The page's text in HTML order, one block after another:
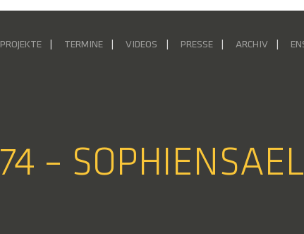
PROJEKTE TERMINE VIDEOS PRESSE ARCHIV
74 –